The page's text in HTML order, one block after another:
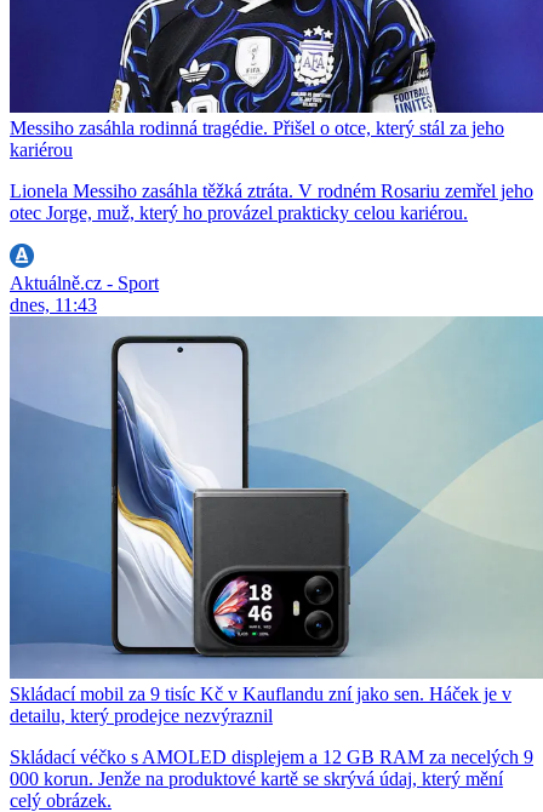
Messiho zasáhla rodinná tragédie. Přišel o otce, který stál za jeho
kariérou
Lionela Messiho zasáhla těžká ztráta. V rodném Rosariu zemřel jeho
otec Jorge, muž, který ho provázel prakticky celou kariérou.
Aktuálně.cz - Sport
dnes, 11:43
Skládací mobil za 9 tisíc Kč v Kauflandu zní jako sen. Háček je v
detailu, který prodejce nezvýraznil
Skládací véčko s AMOLED displejem a 12 GB RAM za necelých 9
000 korun. Jenže na produktové kartě se skrývá údaj, který mění
celý obrázek.